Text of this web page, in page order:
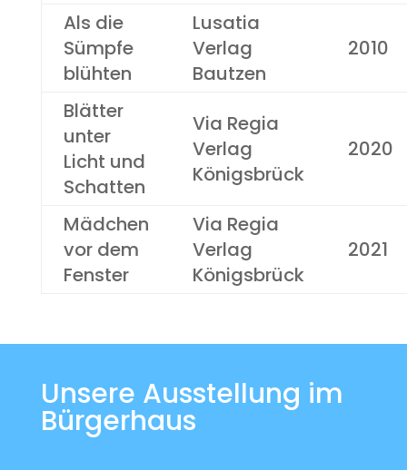
Als die
Sümpfe
blühten
Lusatia
Verlag
Bautzen
2010
Blätter
unter
Licht und
Schatten
Via Regia
Verlag
Königsbrück
2020
Mädchen
vor dem
Fenster
Via Regia
Verlag
Königsbrück
2021
Unsere Ausstellung im
Bürgerhaus